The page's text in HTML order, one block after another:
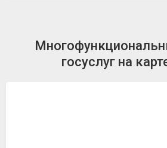
госуслуг на